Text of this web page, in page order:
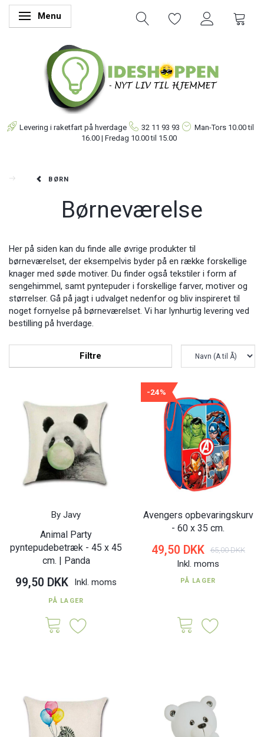
Skifte navigation
Menu
Levering i raketfart på hverdage 32 11 93 93 Man-Tors 10.00 til
16.00 | Fredag 10.00 til 15.00
BØRN
Børneværelse
Her på siden kan du finde alle øvrige produkter til
børneværelset, der eksempelvis byder på en række forskellige
knager med søde motiver. Du finder også tekstiler i form af
sengehimmel, samt pyntepuder i forskellige farver, motiver og
størrelser. Gå på jagt i udvalget nedenfor og bliv inspireret til
noget fornyelse på børneværelset. Vi har lynhurtig levering ved
bestilling på hverdage.
Filtre
By Javy
Animal Party
pyntepudebetræk - 45 x 45
cm. | Panda
99,50 DKK Inkl. moms
PÅ LAGER
-24%
Avengers opbevaringskurv
- 60 x 35 cm.
49,50 DKK 65,00 DKK
Inkl. moms
PÅ LAGER